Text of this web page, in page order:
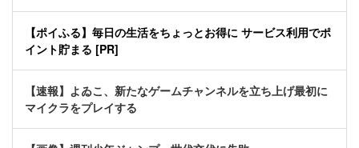
【ポイふる】毎日の生活をちょっとお得に サービス利用でポ
イント貯まる [PR]
【速報】よゐこ、新たなゲームチャンネルを立ち上げ最初に
マイクラをプレイする